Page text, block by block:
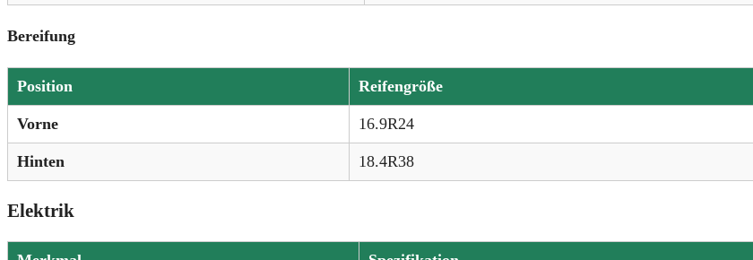
Bereifung
Position Reifengröße
Vorne 16.9R24
Hinten 18.4R38
Elektrik